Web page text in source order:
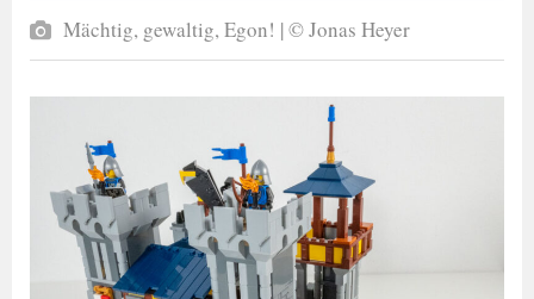
Mächtig, gewaltig, Egon! | © Jonas Heyer